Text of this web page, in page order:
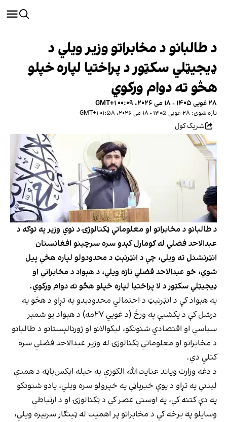
د طالبانو د مخابراتو وزیر ویلي د
ډیجیټلي سکټور د پراختیا لپاره خپلو
هڅو ته دوام ورکوي
۲۸ غویی ۱۴۰۵ - ۱۸ می ۲۰۲۶، ۰۰:۰۹ GMT+۱
تازه شوی: ۲۸ غویی ۱۴۰۵ - ۱۸ می ۲۰۲۶، ۰۱:۵۸ GMT+۱
شریک کول
د طالبانو د مخابراتو او معلوماتي ټکنالوژۍ د نوي وزیر په توګه د
عبدالاحد فضلي له ګومارل کېدو سره سرچینو افغانستان
انټرنشنل ته ویلي، چې د انټرنېټ د محدودولو لپاره هڅې پیل
شوي، خو عبدالاحد فضلي تازه ویلي، د هېواد د مخابراتي او
ډیجیټلي سکټور د لا پراختیا لپاره خپلو هڅو ته دوام ورکوي.
په هېواد کې د انټرنېټ د احتمالي محدودېدو په تړاو د هڅو په
درشل کې د یکشبې په ورځ (د غويي ۲۷مه) د هېواد یو شمېر
سیاسي او اقتصادي شنونکو، لیکوالانو او ژورنالېستانو د طالبانو
د مخابراتو او معلوماتي ټکنالوژۍ له وزیر عبدالاحد فضلي سره
کتلي دي.
د دغه وزارت ویاند عنایت‌الله الکوزي په خپله اېکس‌پاڼه د همدې
لیدنې په تړاو د یوې خبرپاڼې په خپرولو سره ویلي، یادو شنونکو
په دې کتنه کې، په اوسني عصر کې د ټکنالوژۍ او د ارتباطي
وسایلو په برخه کې د مخابراتو پر اهمیت له ټينګار سربېره ویلي،